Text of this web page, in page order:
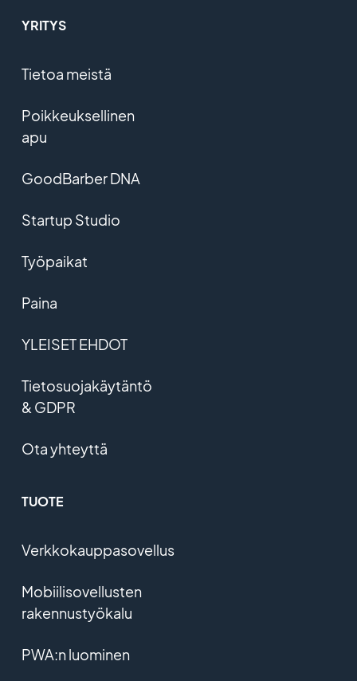
YRITYS
Tietoa meistä
Poikkeuksellinen
apu
GoodBarber DNA
Startup Studio
Työpaikat
Paina
YLEISET EHDOT
Tietosuojakäytäntö
& GDPR
Ota yhteyttä
TUOTE
Verkkokauppasovellus
Mobiilisovellusten
rakennustyökalu
PWA:n luominen